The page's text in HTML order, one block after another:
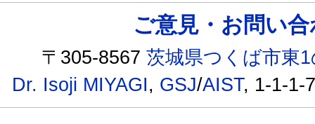
ご意見・お問い
〒305-8567茨城県つくば市東
Dr. Isoji MIYAGI, GSJ/AIST, 1-1-1-